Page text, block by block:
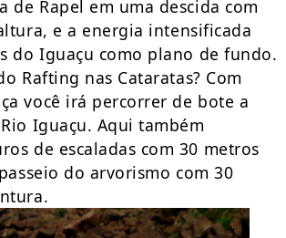
de Rapel em uma descida com
e a energia intensificada
do Iguaçu como plano de fundo.
Rafting nas Cataratas? Com
você irá percorrer de bote a
Iguaçu. Aqui também
de escaladas com 30 metros
do arvorismo com 30